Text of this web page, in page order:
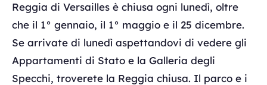
Reggia di Versailles è chiusa ogni lunedì, oltre
che il 1° gennaio, il 1° maggio e il 25 dicembre.
Se arrivate di lunedì aspettandovi di vedere gli
Appartamenti di Stato e la Galleria degli
Specchi, troverete la Reggia chiusa. Il parco e i